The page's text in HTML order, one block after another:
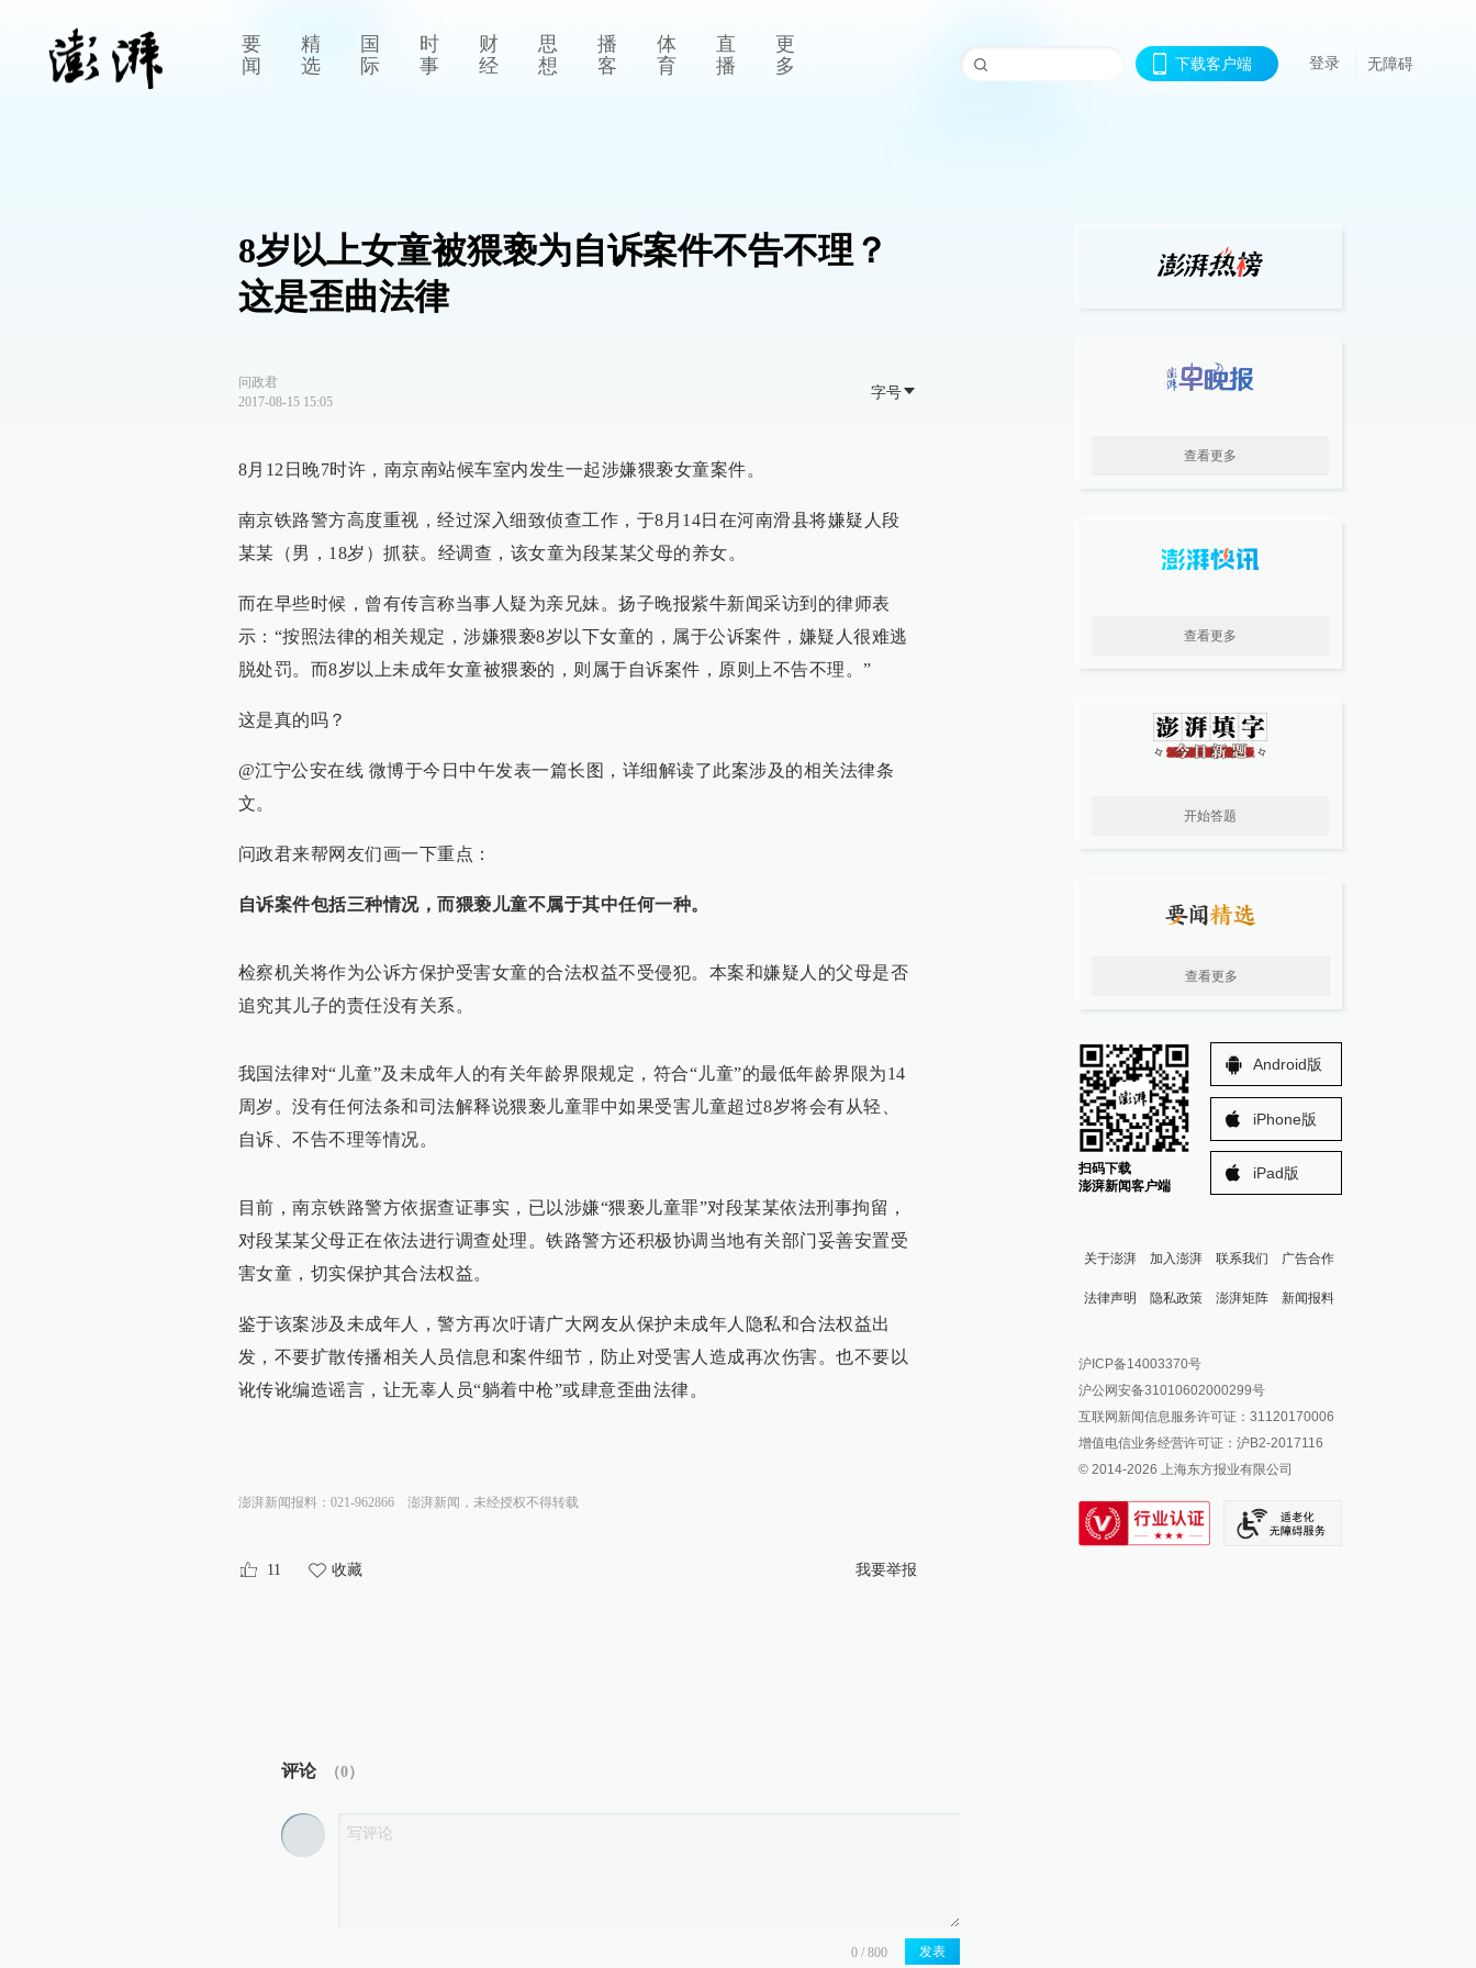
要
闻
精
选
国
际
时
事
财
经
思
想
播
客
体
育
直
播
更
多
下载客户端 登录 无障碍
8岁以上女童被猥亵为自诉案件不告不理？
这是歪曲法律
问政君
2017-08-15 15:05
字号
8月12日晚7时许，南京南站候车室内发生一起涉嫌猥亵女童案件。
南京铁路警方高度重视，经过深入细致侦查工作，于8月14日在河南滑县将嫌疑人段
某某（男，18岁）抓获。经调查，该女童为段某某父母的养女。
而在早些时候，曾有传言称当事人疑为亲兄妹。扬子晚报紫牛新闻采访到的律师表
示：“按照法律的相关规定，涉嫌猥亵8岁以下女童的，属于公诉案件，嫌疑人很难逃
脱处罚。而8岁以上未成年女童被猥亵的，则属于自诉案件，原则上不告不理。”
这是真的吗？
@江宁公安在线 微博于今日中午发表一篇长图，详细解读了此案涉及的相关法律条
文。
问政君来帮网友们画一下重点：
自诉案件包括三种情况，而猥亵儿童不属于其中任何一种。
检察机关将作为公诉方保护受害女童的合法权益不受侵犯。本案和嫌疑人的父母是否
追究其儿子的责任没有关系。
我国法律对“儿童”及未成年人的有关年龄界限规定，符合“儿童”的最低年龄界限为14
周岁。没有任何法条和司法解释说猥亵儿童罪中如果受害儿童超过8岁将会有从轻、
自诉、不告不理等情况。
目前，南京铁路警方依据查证事实，已以涉嫌“猥亵儿童罪”对段某某依法刑事拘留，
对段某某父母正在依法进行调查处理。铁路警方还积极协调当地有关部门妥善安置受
害女童，切实保护其合法权益。
鉴于该案涉及未成年人，警方再次吁请广大网友从保护未成年人隐私和合法权益出
发，不要扩散传播相关人员信息和案件细节，防止对受害人造成再次伤害。也不要以
讹传讹编造谣言，让无辜人员“躺着中枪”或肆意歪曲法律。
澎湃新闻报料：021-962866 澎湃新闻，未经授权不得转载
11 收藏 我要举报
评论 （0）
发表
查看更多
查看更多
开始答题
查看更多
扫码下载
澎湃新闻客户端
Android版
iPhone版
iPad版
关于澎湃 加入澎湃 联系我们 广告合作
法律声明 隐私政策 澎湃矩阵
澎湃新闻公众号
澎湃新闻抖音号
派生万物开放平台
IP SHANGHAI
SIXTH TONE
新闻报料
报料邮箱: news@thepaper.cn
沪ICP备14003370号
沪公网安备31010602000299号
互联网新闻信息服务许可证：31120170006
增值电信业务经营许可证：沪B2-2017116
© 2014-2026 上海东方报业有限公司